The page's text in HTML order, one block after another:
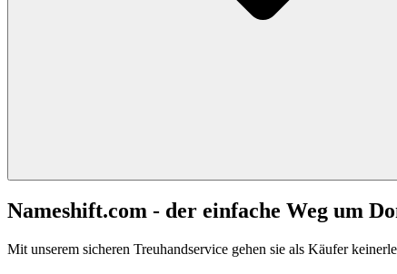
Nameshift.com - der einfache Weg um
Mit unserem sicheren Treuhandservice gehen sie als Käufer